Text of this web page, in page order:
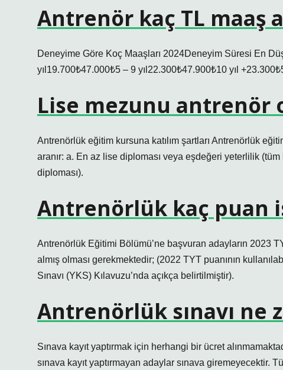
Antrenör kaç TL maaş
Deneyime Göre Koç Maaşları 2024Deneyim Süresi En
yıl19.700₺47.000₺5 – 9 yıl22.300₺47.900₺10 yıl
Lise mezunu antrenör
Antrenörlük eğitim kursuna katılım şartları Antrenörlük
aranır: a. En az lise diploması veya eşdeğeri yeterlilik
diploması).
Antrenörlük kaç puan
Antrenörlük Eğitimi Bölümü’ne başvuran adayların 2023
almış olması gerekmektedir; (2022 TYT puanının
Sınavı (YKS) Kılavuzu’nda açıkça belirtilmiştir).
Antrenörlük sınavı ne
Sınava kayıt yaptırmak için herhangi bir ücret
sınava kayıt yaptırmayan adaylar sınava giremeyecektir.